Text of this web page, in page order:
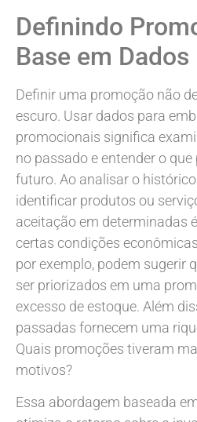
Definindo
Base em Dados
Definir uma promoção não
escuro. Usar dados para
promocionais significa
no passado e entender o
futuro. Ao analisar o
identificar produtos ou
aceitação em determinadas
certas condições
por exemplo, podem sugerir
ser priorizados em uma
excesso de estoque. Além
passadas fornecem uma
Quais promoções tiveram
motivos?
Essa abordagem baseada